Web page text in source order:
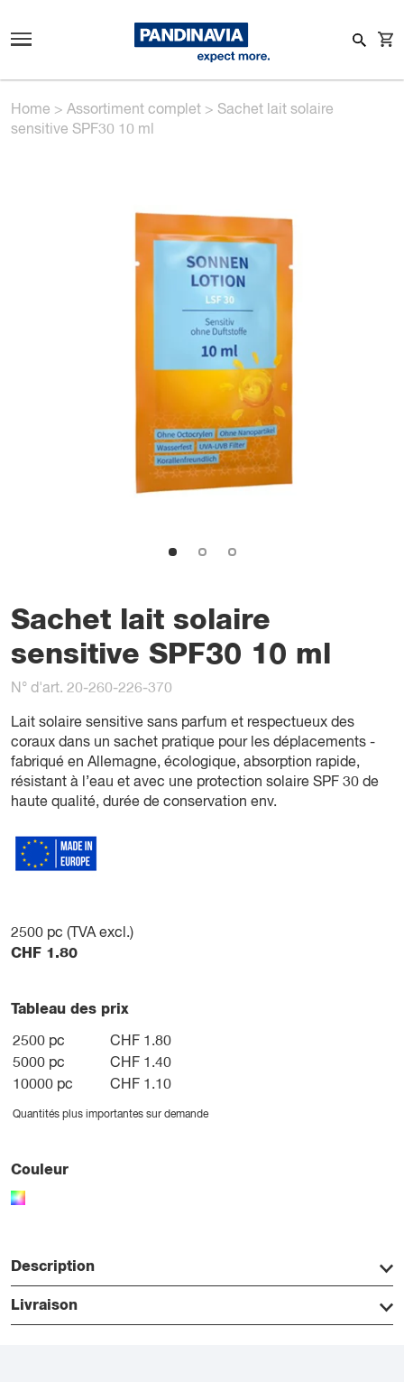
Home > Assortiment complet > Sachet lait solaire
sensitive SPF30 10 ml
Sachet lait solaire
sensitive SPF30 10 ml
N° d'art. 20-260-226-370
Lait solaire sensitive sans parfum et respectueux des
coraux dans un sachet pratique pour les déplacements -
fabriqué en Allemagne, écologique, absorption rapide,
résistant à l’eau et avec une protection solaire SPF 30 de
haute qualité, durée de conservation env.
2500 pc (TVA excl.)
CHF 1.80
Tableau des prix
2500 pc
CHF 1.80
5000 pc
CHF 1.40
10000 pc
CHF 1.10
Quantités plus importantes sur demande
Couleur
Description
Livraison